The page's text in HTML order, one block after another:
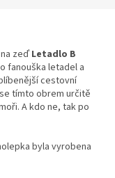
na zeď Letadlo B
fanouška letadel a
cestovní
tímto obrem určitě
A kdo ne, tak po
byla vyrobena